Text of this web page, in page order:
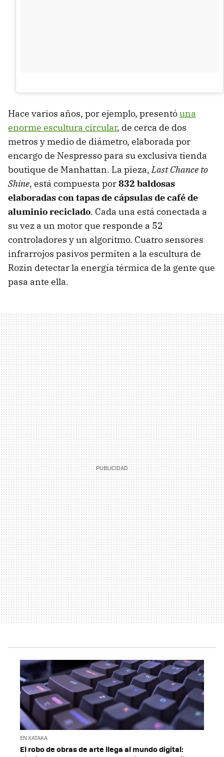
Hace varios años, por ejemplo, presentóuna
enorme escultura circular, de cerca de dos
metros y medio de diámetro, elaborada por
encargo de Nespresso para su exclusiva tienda
boutique de Manhattan. La pieza, Last Chance to
Shine, está compuesta por832 baldosas
elaboradas con tapas de cápsulas de café de
aluminio reciclado. Cada una está conectada a
su vez a un motor que responde a 52
controladores y un algoritmo. Cuatro sensores
infrarrojos pasivos permiten a la escultura de
Rozin detectar la energía térmica de la gente que
pasa ante ella.
EN XATAKA
El robo de obras de arte llega al mundo digital: